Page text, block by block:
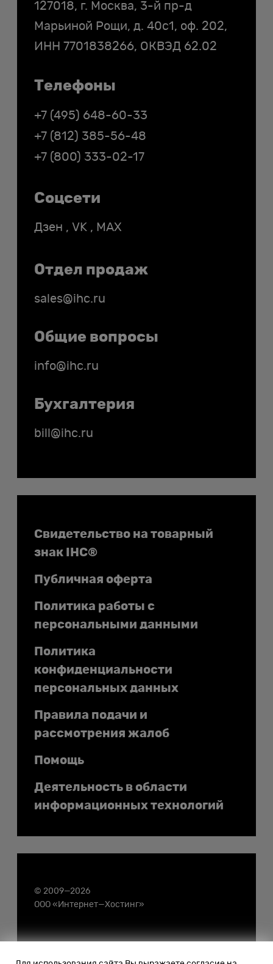
купить хостинг
127018, г. Москва, 3-й пр-д
Марьиной Рощи, д. 40с1, оф. 202,
ИНН 7701838266, ОКВЭД 62.02
Телефоны
+7 (495) 648-60-33
+7 (812) 385-56-48
+7 (800) 333-02-17
Соцсети
Дзен , VK , MAX
Отдел продаж
sales@ihc.ru
Общие вопросы
info@ihc.ru
Бухгалтерия
bill@ihc.ru
Документы
Свидетельство на товарный
знак IHC®
Публичная оферта
Политика работы с
персональными данными
Политика
конфиденциальности
персональных данных
Правила подачи и
рассмотрения жалоб
Помощь
Деятельность в области
информационных технологий
© 2009—2026
ООО «Интернет—Хостинг»